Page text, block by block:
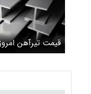
اردیبهشت ۱۴۰۵ + جدول